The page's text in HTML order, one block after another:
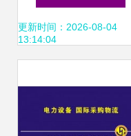
南与流程解析
更新时间：2026-08-04
13:14:04